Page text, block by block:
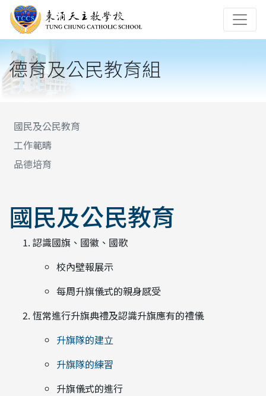
德育及公民教育組
國民及公民教育
工作範疇
品德培育
國民及公民教育
認識國旗、國徽、國歌
校內壁報展示
每周升旗儀式的親身感受
恆常進行升旗典禮及認識升旗應有的禮儀
升旗隊的建立
升旗隊的練習
升旗儀式的進行